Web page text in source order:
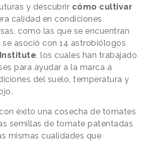
y descubrir cómo cultivar
calidad en condiciones
como las que se encuentran
se asoció con 14 astrobiólogos
, los cuales han trabajado
para ayudar a la marca a
del suelo, temperatura y
éxito una cosecha de tomates
semillas de tomate patentadas
mismas cualidades que